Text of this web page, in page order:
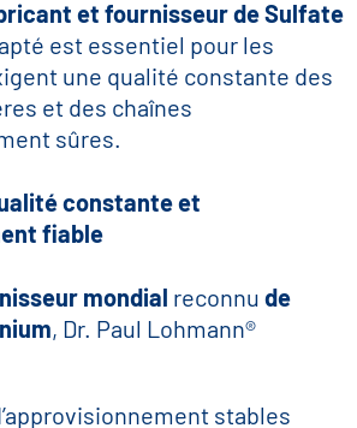
et fournisseur de Sulfate
est essentiel pour les
une qualité constante des
et des chaînes
sûres.
constante et
fiable
mondial reconnu de
, Dr. Paul Lohmann®
stables